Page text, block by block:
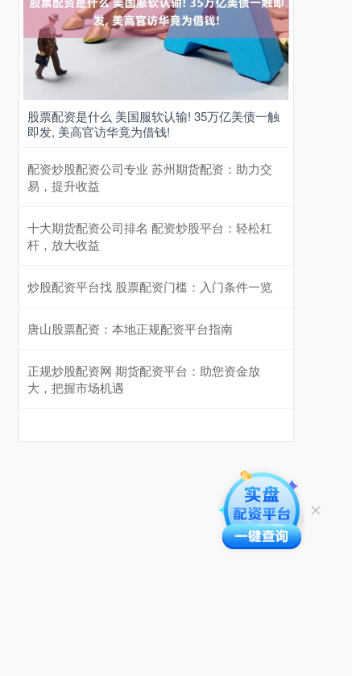
股票配资是什么 美国服软认输! 35万亿美债一触
即发, 美高官访华竟为借钱!
配资炒股配资公司专业 苏州期货配资：助力交
易，提升收益
十大期货配资公司排名 配资炒股平台：轻松杠
杆，放大收益
炒股配资平台找 股票配资门槛：入门条件一览
唐山股票配资：本地正规配资平台指南
正规炒股配资网 期货配资平台：助您资金放
大，把握市场机遇